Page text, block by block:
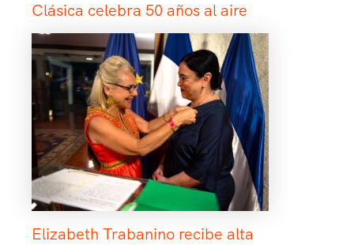
Clásica celebra 50 años al aire
Elizabeth Trabanino recibe alta